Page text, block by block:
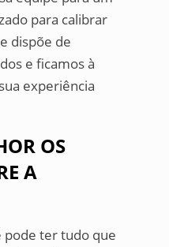
para calibrar
dispõe de
e ficamos à
experiência
OS
A
pode ter tudo que